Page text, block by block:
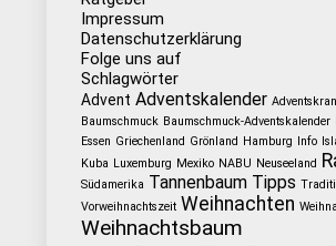
Impressum
Datenschutzerklärung
Folge uns auf
Schlagwörter
Advent Adventskalender
Baumschmuck Baumschmuck-Adventskalender
Essen Griechenland Grönland Hamburg Info
Kuba Luxemburg Mexiko NABU Neuseeland
Südamerika Tannenbaum Tipps
Vorweihnachtszeit Weihnachten
Weihnachtsbaum